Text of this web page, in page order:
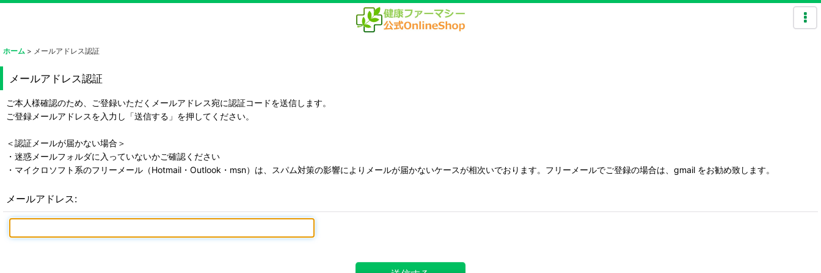
ホーム > メールアドレス認証
メールアドレス認証
ご本人様確認のため、ご登録いただくメールアドレス宛に認証コードを送信します。
ご登録メールアドレスを入力し「送信する」を押してください。
＜認証メールが届かない場合＞
・迷惑メールフォルダに入っていないかご確認ください
・マイクロソフト系のフリーメール（Hotmail・Outlook・msn）は、スパム対策の影響によりメールが届かないケースが相次いでおります。フリーメールでご登録の場合は、gmail をお勧め致します。
メールアドレス: